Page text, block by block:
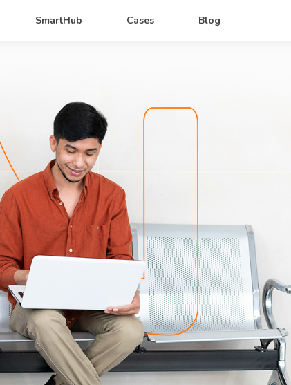
SmartHub Cases Blog